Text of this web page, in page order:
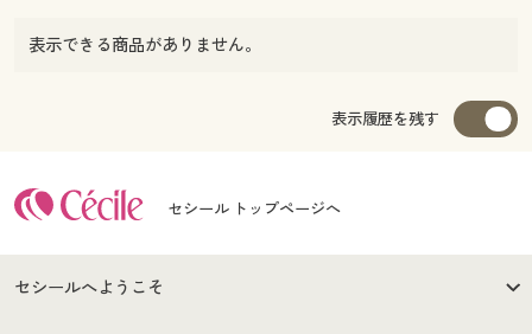
表示できる商品がありません。
表示履歴を残す
セシール トップページへ
セシールへようこそ